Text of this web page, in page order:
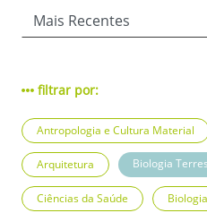
filtrar por:
Antropologia e Cultura Material
Arquitetura Biologia
Ciências da Saúde